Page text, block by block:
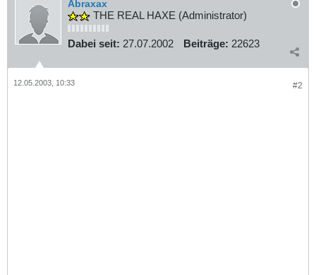
Abraxax
THE REAL HAXE (Administrator)
Dabei seit: 27.07.2002 Beiträge: 22623
#2
12.05.2003, 10:33